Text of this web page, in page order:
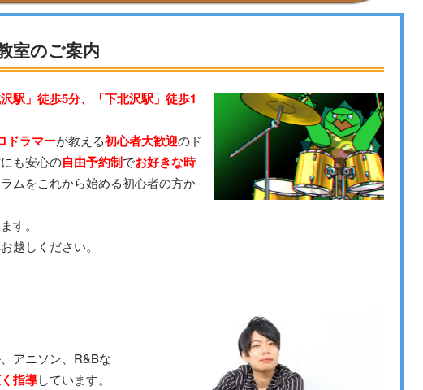
室のご案内
沢駅」徒歩5分、「下北沢駅」徒歩1
ドラマーが教える初心者大歓迎のド
も安心の自由予約制でお好きな時
ムをこれから始める初心者の方か
す。
越しください。
アニソン、R&Bな
指導しています。